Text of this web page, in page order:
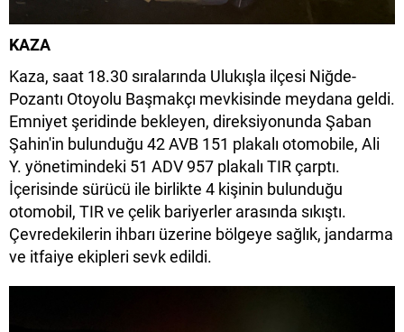
KAZA
Kaza, saat 18.30 sıralarında Ulukışla ilçesi Niğde-
Pozantı Otoyolu Başmakçı mevkisinde meydana geldi.
Emniyet şeridinde bekleyen, direksiyonunda Şaban
Şahin'in bulunduğu 42 AVB 151 plakalı otomobile, Ali
Y. yönetimindeki 51 ADV 957 plakalı TIR çarptı.
İçerisinde sürücü ile birlikte 4 kişinin bulunduğu
otomobil, TIR ve çelik bariyerler arasında sıkıştı.
Çevredekilerin ihbarı üzerine bölgeye sağlık, jandarma
ve itfaiye ekipleri sevk edildi.